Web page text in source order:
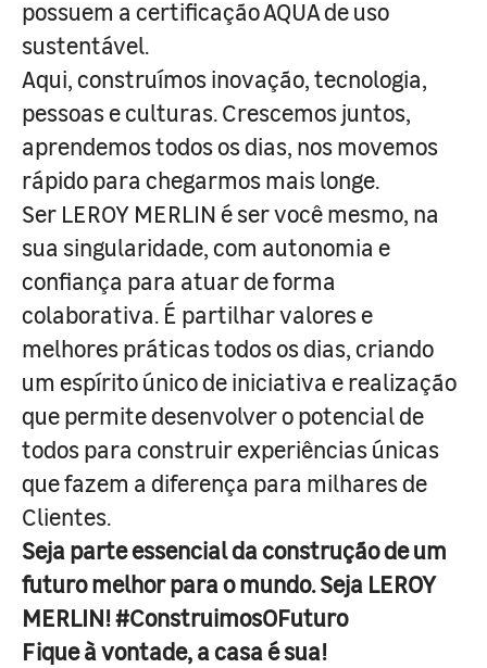
possuem a certificação AQUA de uso
sustentável.
Aqui, construímos inovação, tecnologia,
pessoas e culturas. Crescemos juntos,
aprendemos todos os dias, nos movemos
rápido para chegarmos mais longe.
Ser LEROY MERLIN é ser você mesmo, na
sua singularidade, com autonomia e
confiança para atuar de forma
colaborativa. É partilhar valores e
melhores práticas todos os dias, criando
um espírito único de iniciativa e realização
que permite desenvolver o potencial de
todos para construir experiências únicas
que fazem a diferença para milhares de
Clientes.
Seja parte essencial da construção de um
futuro melhor para o mundo. Seja LEROY
MERLIN! #ConstruimosOFuturo
Fique à vontade, a casa é sua!